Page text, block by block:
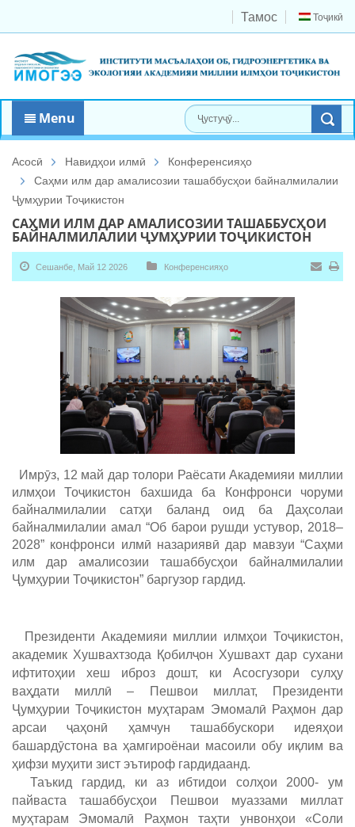
Тоҷикӣ
Тамос
Menu
Асосӣ Навидҳои илмӣ
Конференсияҳо
Саҳми илм дар амалисозии ташаббусҳои байналмилалии
Ҷумҳурии Тоҷикистон
САҲМИ ИЛМ ДАР АМАЛИСОЗИИ ТАШАББУСҲОИ
БАЙНАЛМИЛАЛИИ ҶУМҲУРИИ ТОҶИКИСТОН
Сешанбе, Май 12 2026 Конференсияҳо
Имрӯз, 12 май дар толори Раёсати Академияи миллии
илмҳои Тоҷикистон бахшида ба Конфронси чоруми
байналмилалии сатҳи баланд оид ба Даҳсолаи
байналмилалии амал “Об барои рушди устувор, 2018–
2028” конфронси илмӣ назариявӣ дар мавзуи “Саҳми
илм дар амалисозии ташаббусҳои байналмилалии
Ҷумҳурии Тоҷикистон” баргузор гардид.
Президенти Академияи миллии илмҳои Тоҷикистон,
академик Хушвахтзода Қобилҷон Хушвахт дар сухани
ифтитоҳии хеш иброз дошт, ки Асосгузори сулҳу
ваҳдати миллӣ – Пешвои миллат, Президенти
Ҷумҳурии Тоҷикистон муҳтарам Эмомалӣ Раҳмон дар
арсаи ҷаҳонӣ ҳамчун ташаббускори идеяҳои
башардӯстона ва ҳамгироёнаи масоили обу иқлим ва
ҳифзи муҳити зист эътироф гардидаанд.
Таъкид гардид, ки аз ибтидои солҳои 2000- ум
пайваста ташаббусҳои Пешвои муаззами миллат
муҳтарам Эмомалӣ Раҳмон таҳти унвонҳои «Соли